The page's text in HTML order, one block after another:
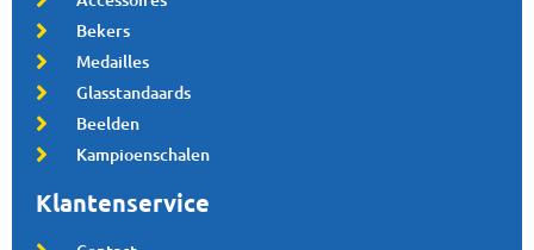
Bekers
Medailles
Glasstandaards
Beelden
Kampioenschalen
Klantenservice